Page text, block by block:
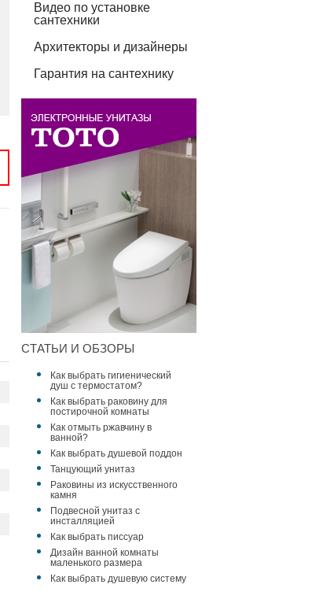
Видео по установке
сантехники
Архитекторы и дизайнеры
Гарантия на сантехнику
СТАТЬИ И ОБЗОРЫ
Как выбрать гигиенический
душ с термостатом?
Как выбрать раковину для
постирочной комнаты
Как отмыть ржавчину в
ванной?
Как выбрать душевой поддон
Танцующий унитаз
Раковины из искусственного
камня
Подвесной унитаз с
инсталляцией
Как выбрать писсуар
Дизайн ванной комнаты
маленького размера
Как выбрать душевую систему